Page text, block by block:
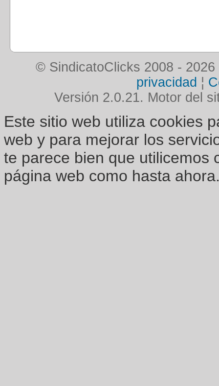
© SindicatoClicks 2008 - 2026
privacidad ¦
Versión 2.0.21. Motor del
Este sitio web utiliza cookies
web y para mejorar los
te parece bien que utilicemos
página web como hasta